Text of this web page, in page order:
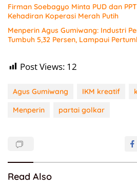
Firman Soebagyo Minta PUD dan
Kehadiran Koperasi Merah Putih
Menperin Agus Gumiwang: Industri
Tumbuh 5,32 Persen, Lampaui
Post Views: 12
Agus Gumiwang IKM kreatif
Menperin
partai golkar
Read Also